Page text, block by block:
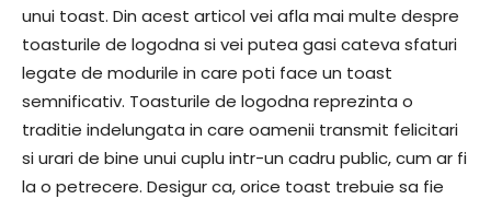
unui toast. Din acest articol vei afla mai multe despre
toasturile de logodna si vei putea gasi cateva sfaturi
legate de modurile in care poti face un toast
semnificativ. Toasturile de logodna reprezinta o
traditie indelungata in care oamenii transmit felicitari
si urari de bine unui cuplu intr-un cadru public, cum ar fi
la o petrecere. Desigur ca, orice toast trebuie sa fie